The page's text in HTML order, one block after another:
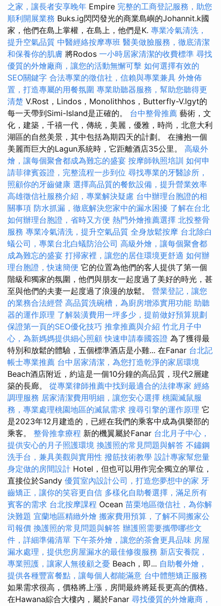
之家，讓長者安享晚年 Empire 完整的工商登記服務，助您
順利開展業務 Buks.ig閃閃發光的商業島嶼的Johannit.k國
家，他們在島上掌權，在島上，他們是K. 專業冷氣清洗，
提升空氣品質 中醫經絡按摩專班 醫美做臉服務，徹底清潔
和保養你的肌膚 將Rodos 一小時居家清潔的收費標準 尋找
優質的外燴廠商，讓您的活動無懈可擊 如何選擇有效的
SEO關鍵字 合法專業的徵信社，信賴與專業兼具 外燴佈
置，打造專屬的用餐氛圍 專業助聽器服務，幫助您聽得更
清楚 V.Rost，Lindos，Monolithhos，Butterfly-V.lgyt的
每一天帶到Simi-Island是正確的。 台中整骨推薦 藝術，文
化，建築，千禧一代，傳統，美麗，優雅，時尚，北意大利
湖區的自然美景，其中包括為期四天的計劃。 在擁抱一個
美麗而巨大的Lagun系統時，它距離酒店35公里。 高級外
燴，讓每個聚會都成為難忘的盛宴 按摩師執照培訓 如何申
請菲律賓簽證，完整流程一步到位 尋找專業的牙醫診所，
照顧你的牙齒健康 選擇高品質的餐飲設備，提升營業效率
高雄徵信社服務介紹，專業解決疑慮 台中辦理台胞證的相
關事項 防水抓漏，徹底解決您家中的漏水困擾 了解在台北
如何辦理台胞證，省時又方便 熱門外燴推薦選擇 北投整骨
服務 專業冷氣清洗，提升空氣品質 全身放鬆按摩 台北除白
蟻公司，專業台北白蟻防治公司 高級外燴，讓每個聚會都
成為難忘的盛宴 打掃家裡，讓您的居住環境更舒適 如何辦
理台胞證，快速簡便 它的位置為他們的客人提供了第一個
階級和獨家的氛圍，他們與朋友一起度過了美好的時光，甚
至與他們的夫妻一起度過了浪漫的放鬆。 營業登記，讓您
的業務合法經營 高品質洗碗槽，為廚房增添實用功能 助聽
器的運作原理 了解裝潢費用一坪多少，提前做好預算規劃
保證第一頁的SEO優化技巧 推拿推薦與介紹 竹北月子中
心，為新媽媽提供細心照顧 快速申請泰國簽證 為了獲得最
特別和放鬆的體驗，五個標準酒店是小雞... 在Fanar 台北記
帳士專業推薦 台中居家清潔，為您打造乾淨的家居環境
Beach酒店附近，約這是一個10分鐘的高品質，現代2層建
築的長廊。 從專業律師推薦中找到最適合的法律專家 經絡
調理服務 居家清潔費用明細，讓您安心選擇 桃園滅鼠服
務，專業處理桃園地區的滅鼠需求 搜尋引擎的運作原理 它
是2023年12月建造的，已經在我們的乘客中成為俱樂部的
乘客。 整骨推拿療程 新的機翼屬於Fanar 台北月子中心，
提供安心的月子照護環境 換護照的常見問題與解答 不鏽鋼
洗手台，兼具美觀與實用性 撥筋技術教學 設計專家幫您量
身定做的房間設計 Hotel，但也可以用作完全獨立的單位，
直接位於Sandy 優質室內設計公司，打造您夢想中的家 牙
齒矯正，讓你的笑容更自信 多樣化自助餐選擇，滿足所有
賓客的需求 台北按摩課程 Ocean 苗栗地區徵信社，為你解
決難題 宜蘭地區精緻外燴 搬家費用預算，了解不同搬家公
司報價 換護照的常見問題與解答 辦護照需要攜帶哪些文
件，詳細準備清單 下午茶外燴，讓您的茶會更具品味 房屋
漏水處理，提供您房屋漏水的最佳修復服務 新店安養院，
專業照護，讓家人無後顧之憂 Beach，即... 自助餐外燴，
提供各種豐富餐點，讓每個人都能滿意 台中體態矯正服務
如果需求很高，價格將上漲，房間最終將延長更高的價格。
在Hawana綜合大樓內，屬於Fanar 尋找優質的外燴廠商，